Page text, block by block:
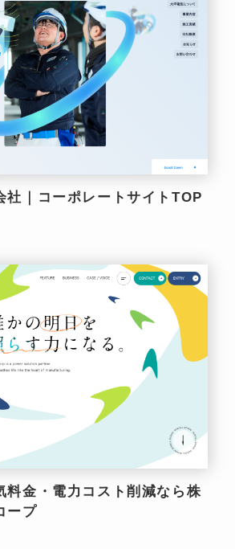
社｜コーポレートサイトTOP
料金・電力コスト削減なら株
ープ